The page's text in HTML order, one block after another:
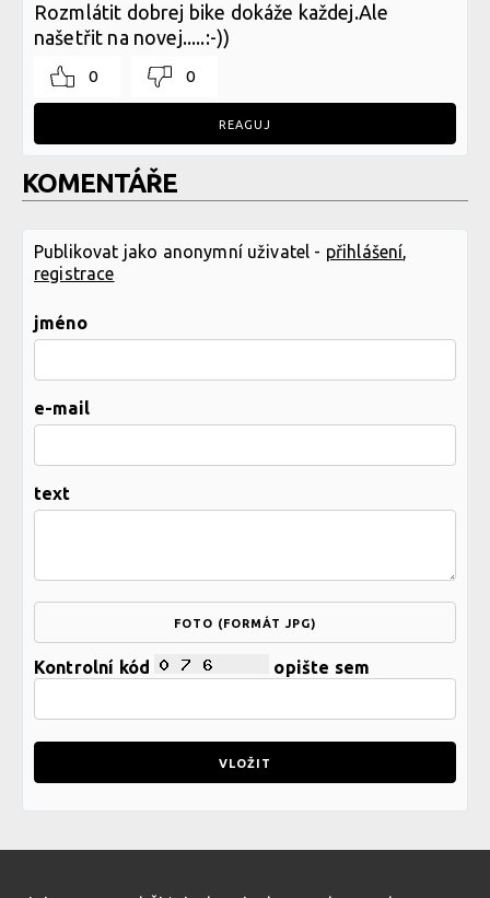
Rozmlátit dobrej bike dokáže každej.Ale
našetřit na novej.....:-))
0 0
REAGUJ
KOMENTÁŘE
Publikovat jako anonymní uživatel - přihlášení,
registrace
jméno
e-mail
text
FOTO (FORMÁT JPG)
Kontrolní kód opište sem